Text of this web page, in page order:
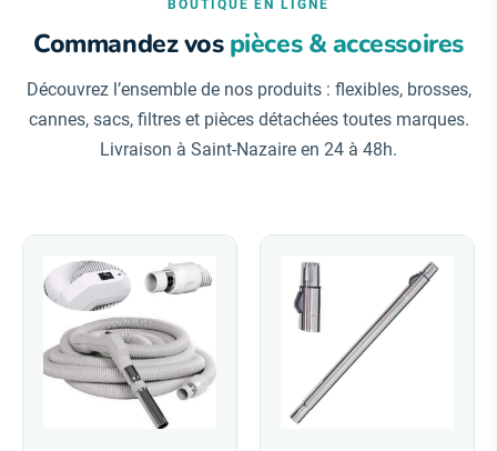
BOUTIQUE EN LIGNE
Commandez vospièces & accessoires
Découvrez l’ensemble de nos produits : flexibles, brosses,
cannes, sacs, filtres et pièces détachées toutes marques.
Livraison à Saint-Nazaire en 24 à 48h.